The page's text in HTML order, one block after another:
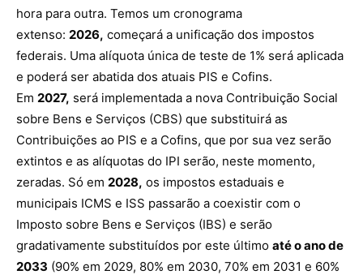
hora para outra. Temos um cronograma
extenso: 2026, começará a unificação dos impostos
federais. Uma alíquota única de teste de 1% será aplicada
e poderá ser abatida dos atuais PIS e Cofins.
Em 2027, será implementada a nova Contribuição Social
sobre Bens e Serviços (CBS) que substituirá as
Contribuições ao PIS e a Cofins, que por sua vez serão
extintos e as alíquotas do IPI serão, neste momento,
zeradas. Só em 2028, os impostos estaduais e
municipais ICMS e ISS passarão a coexistir com o
Imposto sobre Bens e Serviços (IBS) e serão
gradativamente substituídos por este último até o ano de
2033 (90% em 2029, 80% em 2030, 70% em 2031 e 60%